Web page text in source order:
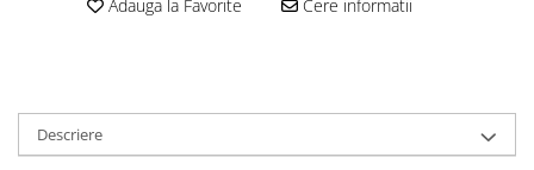
Adauga la Favorite Cere informatii
Descriere